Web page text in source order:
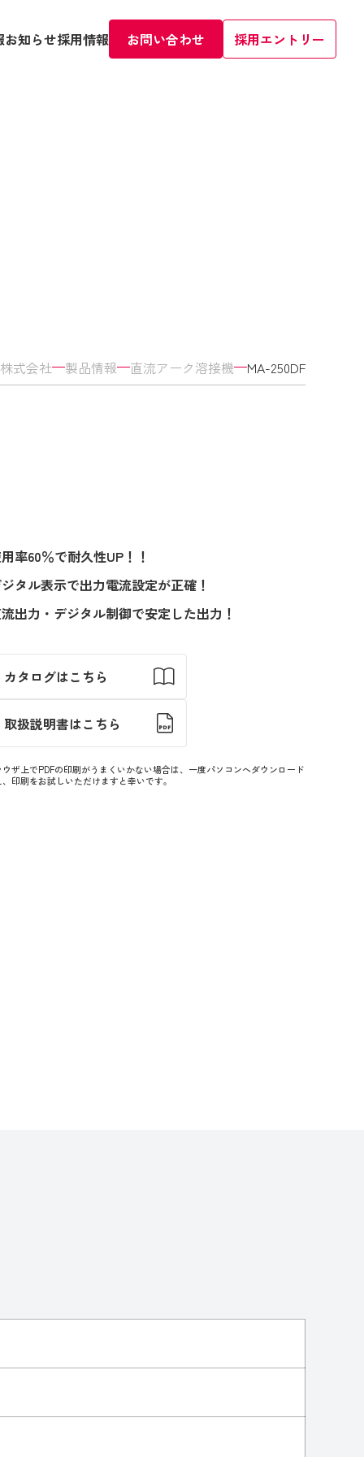
お知らせ採用情報 お問い合わせ 採用エントリー
式会社 製品情報 直流アーク溶接機 MA-250DF
率60％で耐久性UP！！
タル表示で出力電流設定が正確！
出力・デジタル制御で安定した出力！
カタログはこちら
取扱説明書はこちら
ザ上でPDFの印刷がうまくいかない場合は、一度パソコンへダウンロード
印刷をお試しいただけますと幸いです。